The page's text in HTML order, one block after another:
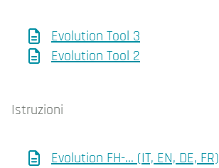
Evolution Tool 3
Evolution Tool 2
Istruzioni
Evolution FH-... (IT, EN, DE, FR)